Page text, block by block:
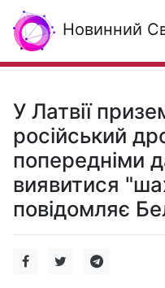
Новинний
У Латвії
російський
попередніми
виявитися
повідомляє